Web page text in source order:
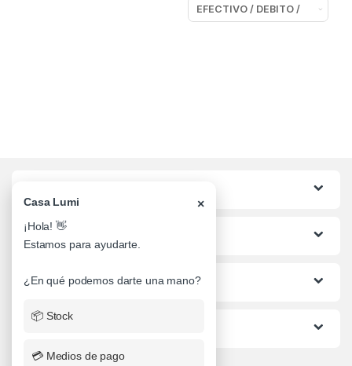
Lo mas buscado
Informacion al Cliente
Casa Lumi ×
¡Hola! 👋
Estamos para ayudarte.
¿En qué podemos darte una mano?
📦 Stock
💳 Medios de pago